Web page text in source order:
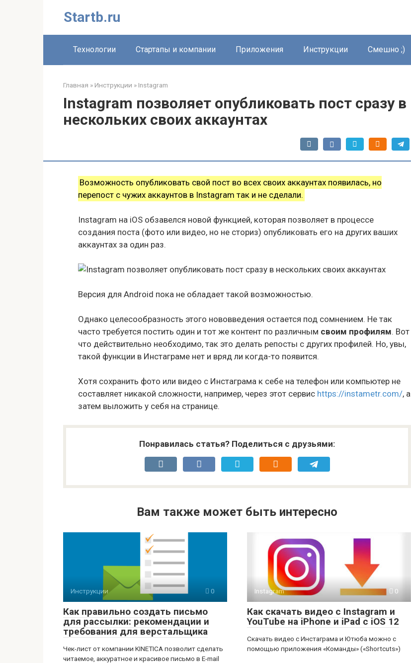
Startb.ru
Технологии Стартапы и компании Приложения Инструкции Смешно ;)
Главная » Инструкции » Instagram
Instagram позволяет опубликовать пост сразу в
нескольких своих аккаунтах
Возможность опубликовать свой пост во всех своих аккаунтах появилась, но
перепост с чужих аккаунтов в Instagram так и не сделали.
Instagram на iOS обзавелся новой функцией, которая позволяет в процессе
создания поста (фото или видео, но не сториз) опубликовать его на других ваших
аккаунтах за один раз.
Версия для Android пока не обладает такой возможностью.
Однако целесообразность этого нововведения остается под сомнением. Не так
часто требуется постить один и тот же контент по различным своим профилям. Вот
что действительно необходимо, так это делать репосты с других профилей. Но, увы,
такой функции в Инстаграме нет и вряд ли когда-то появится.
Хотя сохранить фото или видео с Инстаграма к себе на телефон или компьютер не
составляет никакой сложности, например, через этот сервис https://instametr.com/, а
затем выложить у себя на странице.
Понравилась статья? Поделиться с друзьями:
Вам также может быть интересно
Инструкции 0
Как правильно создать письмо
для рассылки: рекомендации и
требования для верстальщика
Чек-лист от компании KINETICA позволит сделать
читаемое, аккуратное и красивое письмо в E-mail
Instagram 0
Как скачать видео с Instagram и
YouTube на iPhone и iPad с iOS 12
Скачать видео с Инстаграма и Ютюба можно с
помощью приложения «Команды» («Shortcuts»)